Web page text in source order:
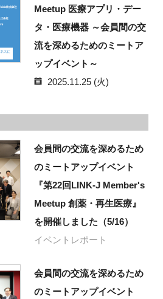
Meetup 医療アプリ・デー
タ・医療機器 ～会員間の交
流を深めるためのミートア
ップイベント～
2025.11.25 (火)
会員間の交流を深めるため
のミートアップイベント
『第22回LINK-J Member's
Meetup 創薬・再生医療』
を開催しました（5/16）
イベントレポート
会員間の交流を深めるため
のミートアップイベント